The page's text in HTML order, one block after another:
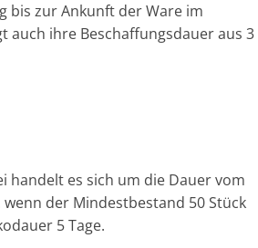
bis zur Ankunft der Ware im
auch ihre Beschaffungsdauer aus 3
handelt es sich um die Dauer vom
der Mindestbestand 50 Stück
5 Tage.